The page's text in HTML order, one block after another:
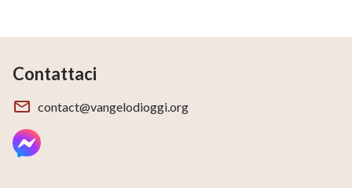
Contattaci
contact@vangelodioggi.org